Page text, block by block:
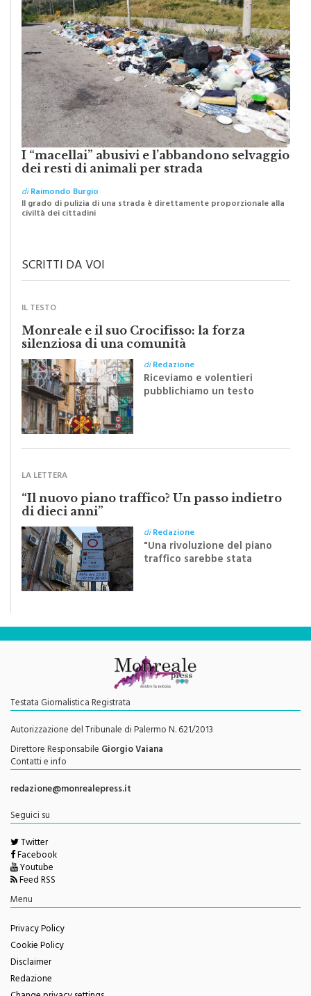
I “macellai” abusivi e l’abbandono selvaggio
dei resti di animali per strada
diRaimondo Burgio
Il grado di pulizia di una strada è direttamente proporzionale alla
civiltà dei cittadini
Monreale e il suo Crocifisso: la forza
silenziosa di una comunità
diRedazione
Riceviamo e volentieri
pubblichiamo un testo
inviato dalla scrittrice
monrealese Mariella
“Il nuovo piano traffico? Un passo indietro
di dieci anni”
"Una rivoluzione del piano
traffico sarebbe stata
efficace se preceduta da
una rivoluzione culturale"
Testata Giornalistica Registrata
Autorizzazione del Tribunale di Palermo N. 621/2013
Direttore ResponsabileGiorgio Vaiana
Contatti e info
redazione@monrealepress.it
Twitter
Facebook
Youtube
Feed RSS
Menu
Privacy Policy
Cookie Policy
Disclaimer
Redazione
Change privacy settings